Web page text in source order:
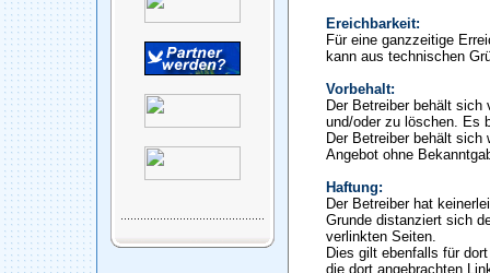
Ereichbarkeit:
Für eine ganzzeitige
kann aus technischen
Vorbehalt:
Der Betreiber behält sich
und/oder zu löschen. Es
Der Betreiber behält sich
Angebot ohne
Haftung:
Der Betreiber hat
Grunde distanziert sich
verlinkten Seiten.
Dies gilt ebenfalls für
die dort angebrachten